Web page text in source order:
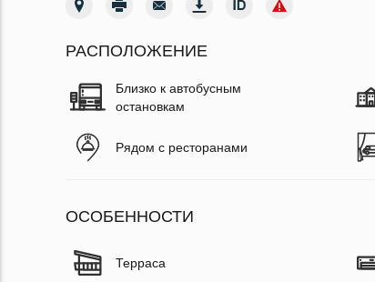
РАСПОЛОЖЕНИЕ
Близко к автобусным
остановкам
Рядом с ресторанами
ОСОБЕННОСТИ
Терраса